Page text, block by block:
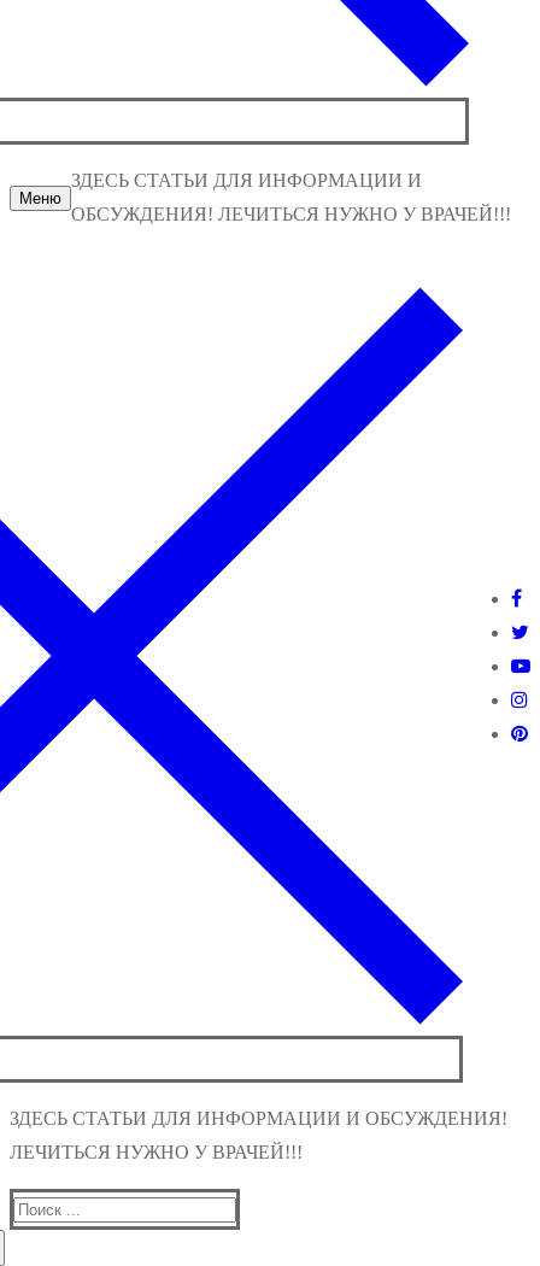
Меню
ЗДЕСЬ СТАТЬИ ДЛЯ ИНФОРМАЦИИ И
ОБСУЖДЕНИЯ! ЛЕЧИТЬСЯ НУЖНО У ВРАЧЕЙ!!!
ЗДЕСЬ СТАТЬИ ДЛЯ ИНФОРМАЦИИ И ОБСУЖДЕНИЯ!
ЛЕЧИТЬСЯ НУЖНО У ВРАЧЕЙ!!!
Найти: